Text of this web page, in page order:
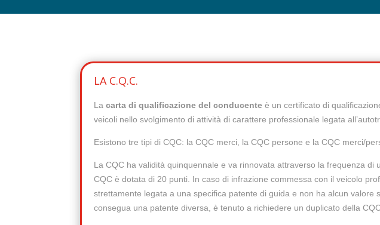
LA C.Q.C.
La carta di qualificazione del conducente è un certificato di
veicoli nello svolgimento di attività di carattere professionale legata
Esistono tre tipi di CQC: la CQC merci, la CQC persone e la CQC merci/
La CQC ha validità quinquennale e va rinnovata attraverso la frequenza
CQC è dotata di 20 punti. In caso di infrazione commessa con il veicolo
strettamente legata a una specifica patente di guida e non ha alcun
consegua una patente diversa, è tenuto a richiedere un duplicato della